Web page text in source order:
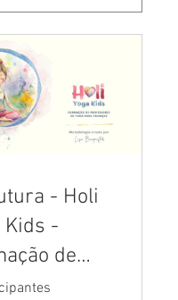
- Holi
Kids -
de
de